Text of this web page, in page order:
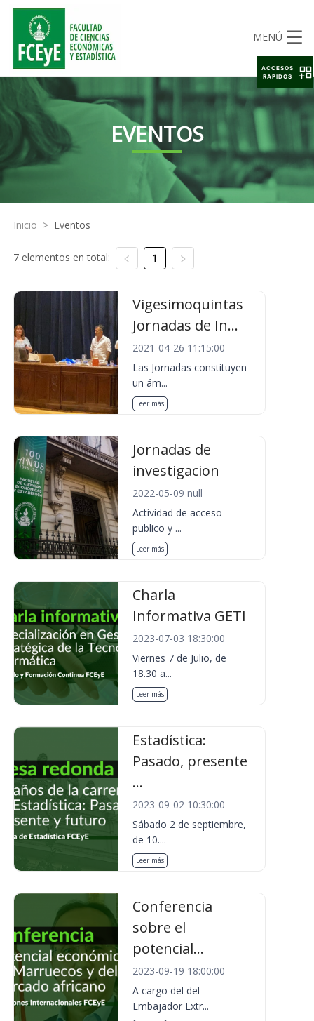
MENÚ
EVENTOS
Inicio > Eventos
7 elementos en total: 1
Vigesimoquintas
Jornadas de In...
2021-04-26 11:15:00
Las Jornadas constituyen
un ám...
Leer más
Jornadas de
investigacion
2022-05-09 null
Actividad de acceso
publico y ...
Leer más
Charla
Informativa GETI
2023-07-03 18:30:00
Viernes 7 de Julio, de
18.30 a...
Leer más
Estadística:
Pasado, presente
...
2023-09-02 10:30:00
Sábado 2 de septiembre,
de 10....
Leer más
Conferencia
sobre el
potencial...
2023-09-19 18:00:00
A cargo del del
Embajador Extr...
ACCESOS
RAPIDOS